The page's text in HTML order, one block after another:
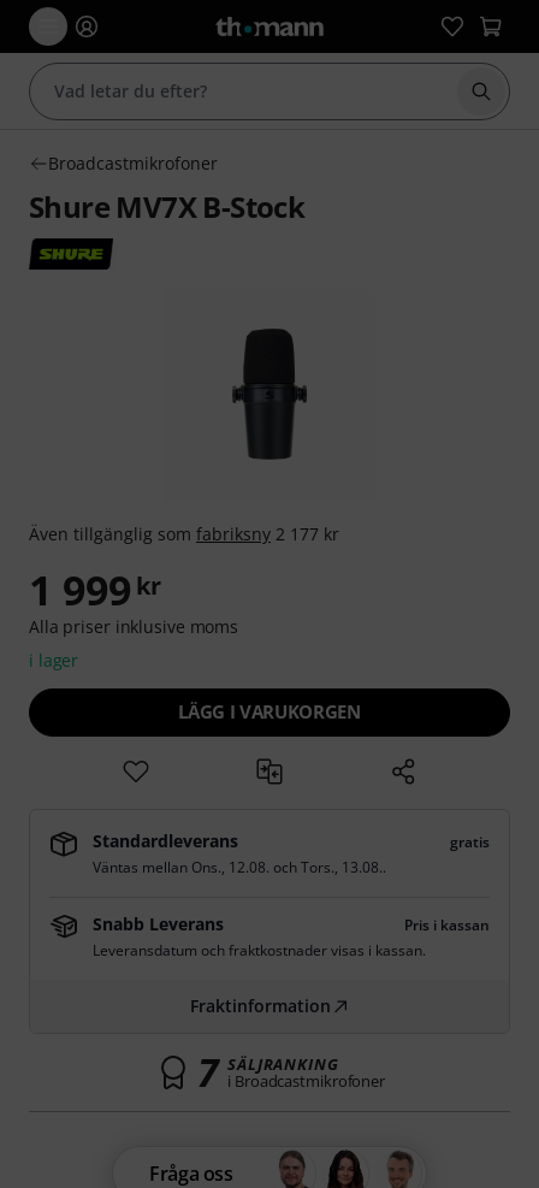
Börja
Broadcastmikrofoner
Shure MV7X B-Stock
Även tillgänglig som fabriksny 2 177 kr
1 999 kr
Alla priser inklusive moms
i lager
LÄGG I VARUKORGEN
Standardleverans
gratis
Väntas mellan Ons., 12.08. ochTors., 13.08..
Snabb Leverans
Pris i kassan
Leveransdatum och fraktkostnader visas i kassan.
Fraktinformation
7 SÄLJRANKING
i Broadcastmikrofoner
Fråga oss